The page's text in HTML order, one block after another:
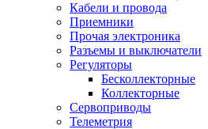
Кабели и провода
Приемники
Прочая электроника
Разъемы и выключатели
Регуляторы
Бесколлекторные
Коллекторные
Сервоприводы
Телеметрия